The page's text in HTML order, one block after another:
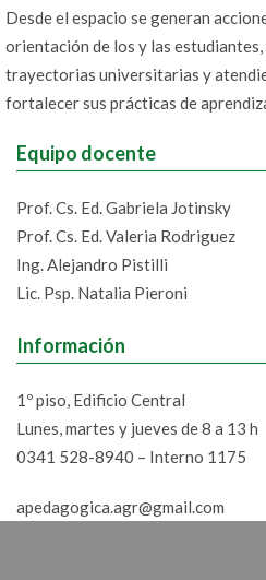
Desde el espacio se generan
orientación de los y las estudiantes,
trayectorias universitarias y
fortalecer sus prácticas de
Equipo docente
Prof. Cs. Ed. Gabriela Jotinsky
Prof. Cs. Ed. Valeria Rodriguez
Ing. Alejandro Pistilli
Lic. Psp. Natalia Pieroni
Información
1º piso, Edificio Central
Lunes, martes y jueves de 8 a 13 h
0341 528-8940 – Interno 1175
apedagogica.agr@gmail.com